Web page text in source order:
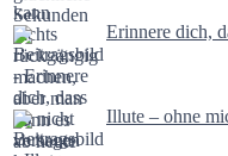
Erinnere dich,
Illute – ohne